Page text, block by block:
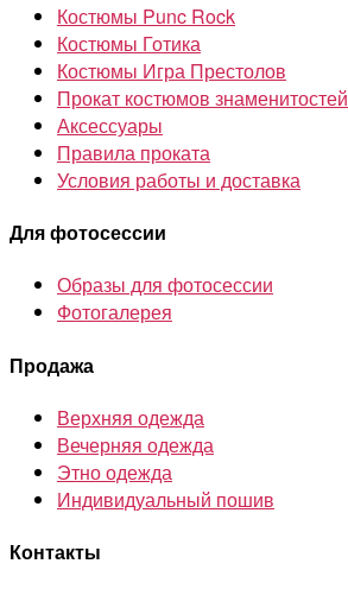
Костюмы Punc Rock
Костюмы Готика
Костюмы Игра Престолов
Прокат костюмов знаменитостей
Аксессуары
Правила проката
Условия работы и доставка
Для фотосессии
Образы для фотосессии
Фотогалерея
Продажа
Верхняя одежда
Вечерняя одежда
Этно одежда
Индивидуальный пошив
Контакты